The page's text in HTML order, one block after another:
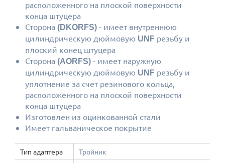
расположенного на плоской поверхности
конца штуцера
Сторона (DKORFS) - имеет внутреннюю
цилиндрическую дюймовую UNF резьбу и
плоский конец штуцера
Сторона (AORFS) - имеет наружную
цилиндрическую дюймовую UNF резьбу и
уплотнение за счет резинового кольца,
расположенного на плоской поверхности
конца штуцера
Изготовлен из оцинкованной стали
Имеет гальваническое покрытие
Тип адаптера
Тройник